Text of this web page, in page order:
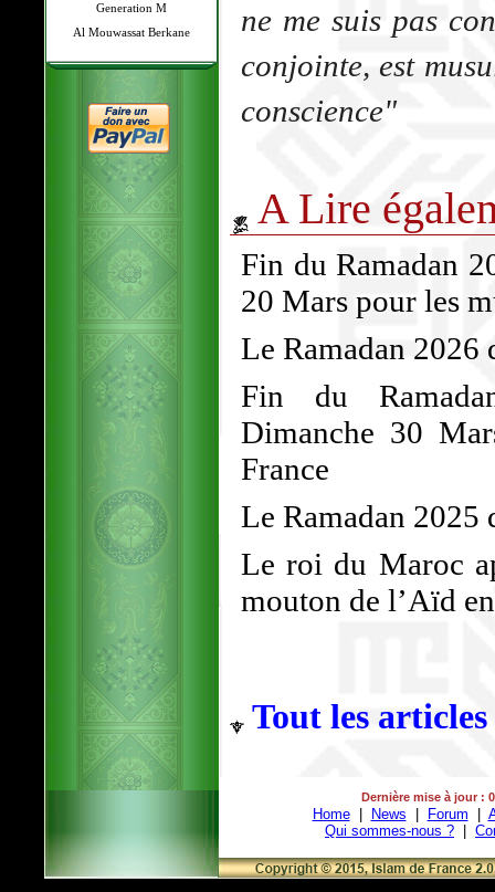
Generation M
Al Mouwassat Berkane
ne me suis pas
conjointe, est
conscience"
A Lire
Fin du Ramadan
20 Mars pour les
Le Ramadan 2026
Fin du
Dimanche 30
France
Le Ramadan 2025
Le roi du Maroc
mouton de l’Aïd
Tout les articles
Dernière mise à jour :
Home| News Forum
Qui sommes-nous ?